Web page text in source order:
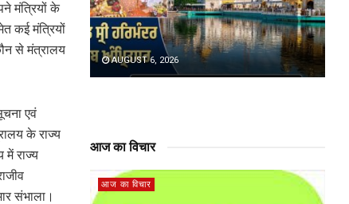
मंत्रियों के
कई मंत्रियों
से मंत्रालय
एवं
के राज्य
में राज्य
संभाला।
AUGUST 6, 2026
आज का विचार
आज का विचार